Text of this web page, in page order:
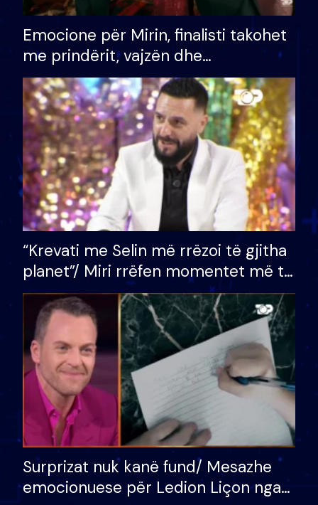
Emocione për Mirin, finalisti takohet
me prindërit, vajzën dhe
bashkëshorten: S’kemi ndonjë letër
divorci apo jo?
“Krevati me Selin më rrëzoi të gjitha
planet”/ Miri rrëfen momentet më të
bukura në shtëpinë e BB VIP: Do më
mungojë zilja e mëngjesit kur…
Surprizat nuk kanë fund/ Mesazhe
emocionuese për Ledion Liçon nga